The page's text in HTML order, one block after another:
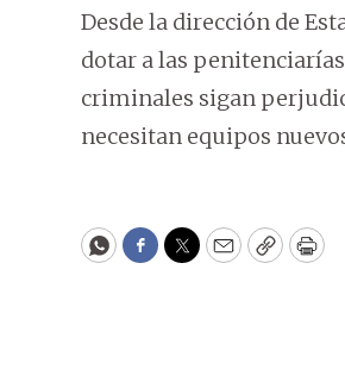
Desde la dirección de
dotar a las
criminales sigan
necesitan equipos
WhatsApp
Facebook
Twitter
EmailCopy